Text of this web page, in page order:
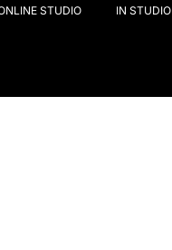
STUDIO IN STUDIO